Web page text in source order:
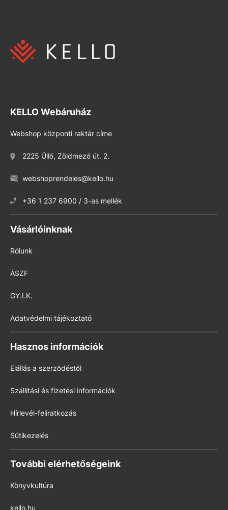
KELLO Webáruház
Webshop központi raktár címe
2225 Üllő, Zöldmező út. 2.
webshoprendeles@kello.hu
+36 1 237 6900 / 3-as mellék
Vásárlóinknak
Rólunk
ÁSZF
GY.I.K.
Adatvédelmi tájékoztató
Hasznos információk
Elállás a szerződéstől
Szállítási és fizetési információk
Hírlevél-feliratkozás
Sütikezelés
További elérhetőségeink
Könyvkultúra
kello.hu